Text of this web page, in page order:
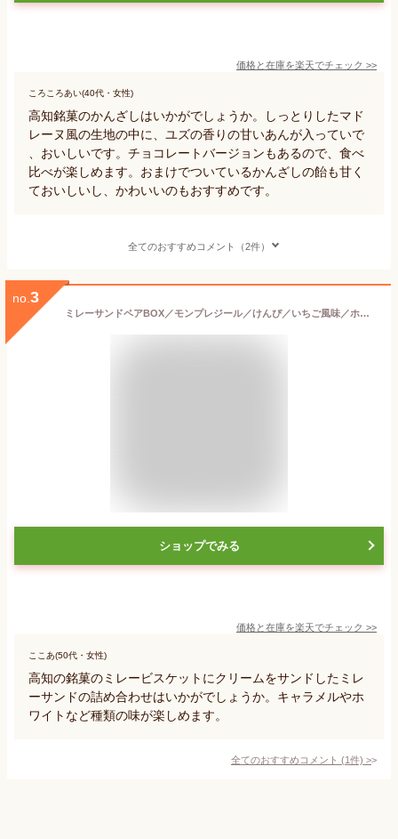
価格と在庫を楽天でチェック >>
ころころあい(40代・女性)
高知銘菓のかんざしはいかがでしょうか。しっとりしたマド
レーヌ風の生地の中に、ユズの香りの甘いあんが入っていで
、おいしいです。チョコレートバージョンもあるので、食べ
比べが楽しめます。おまけでついているかんざしの飴も甘く
ておいしいし、かわいいのもおすすめです。
全てのおすすめコメント（2件）
no. 3
ミレーサンドペアBOX／モンプレジール／けんぴ／いちご風味／ホワイト／キャラメル／抹茶／黒糖きなこ／高知／ご当地／ミレービスケット／まじめなおかし／ケンピ／バレンタイン／ホワイトデー
ショップでみる
価格と在庫を楽天でチェック >>
ここあ(50代・女性)
高知の銘菓のミレービスケットにクリームをサンドしたミレ
ーサンドの詰め合わせはいかがでしょうか。キャラメルやホ
ワイトなど種類の味が楽しめます。
全てのおすすめコメント (1件) >